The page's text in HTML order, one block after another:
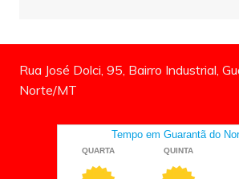
Rua José Dolci, 95, Bairro Industrial,
Norte/MT